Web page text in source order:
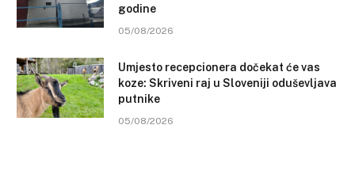
godine
05/08/2026
Umjesto recepcionera dočekat će vas
koze: Skriveni raj u Sloveniji oduševljava
putnike
05/08/2026